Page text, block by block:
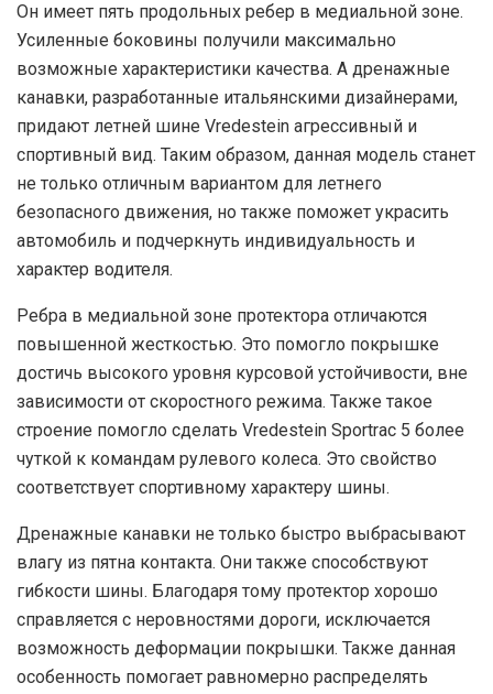
Он имеет пять продольных ребер в медиальной зоне.
Усиленные боковины получили максимально
возможные характеристики качества. А дренажные
канавки, разработанные итальянскими дизайнерами,
придают летней шине Vredestein агрессивный и
спортивный вид. Таким образом, данная модель станет
не только отличным вариантом для летнего
безопасного движения, но также поможет украсить
автомобиль и подчеркнуть индивидуальность и
характер водителя.
Ребра в медиальной зоне протектора отличаются
повышенной жесткостью. Это помогло покрышке
достичь высокого уровня курсовой устойчивости, вне
зависимости от скоростного режима. Также такое
строение помогло сделать Vredestein Sportrac 5 более
чуткой к командам рулевого колеса. Это свойство
соответствует спортивному характеру шины.
Дренажные канавки не только быстро выбрасывают
влагу из пятна контакта. Они также способствуют
гибкости шины. Благодаря тому протектор хорошо
справляется с неровностями дороги, исключается
возможность деформации покрышки. Также данная
особенность помогает равномерно распределять